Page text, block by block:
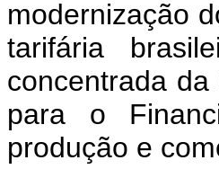
modernização
tarifária
concentrada
para o
produção e